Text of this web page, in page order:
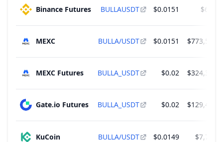
Binance Futures BULLAUSDT $0.0151 $6.58
MEXC BULLA/USDT $0.0151
MEXC Futures BULLA_USDT $0.02
Gate.io Futures BULLA_USDT $0.02
KuCoin BULLA/USDT $0.0149